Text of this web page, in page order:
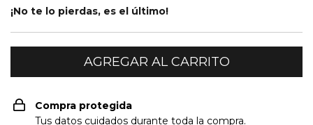
¡No te lo pierdas, es el último!
Compra protegida
Tus datos cuidados durante toda la compra.